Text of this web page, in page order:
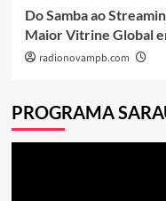
Do Samba ao
Maior Vitrine Global
radionovampb.com
PROGRAMA